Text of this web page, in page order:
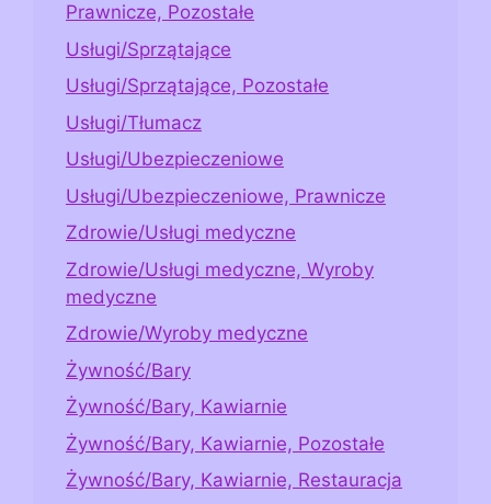
Prawnicze, Pozostałe
Usługi/Sprzątające
Usługi/Sprzątające, Pozostałe
Usługi/Tłumacz
Usługi/Ubezpieczeniowe
Usługi/Ubezpieczeniowe, Prawnicze
Zdrowie/Usługi medyczne
Zdrowie/Usługi medyczne, Wyroby
medyczne
Zdrowie/Wyroby medyczne
Żywność/Bary
Żywność/Bary, Kawiarnie
Żywność/Bary, Kawiarnie, Pozostałe
Żywność/Bary, Kawiarnie, Restauracja